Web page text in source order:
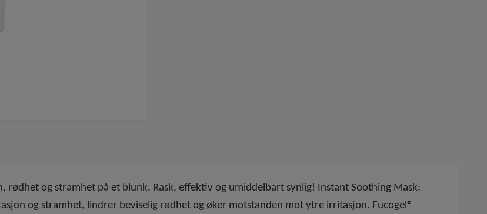
rødhet og stramhet på et blunk. Rask, effektiv og umiddelbart synlig! Instant Soothing Mask:
og stramhet, lindrer beviselig rødhet og øker motstanden mot ytre irritasjon. Fucogel®